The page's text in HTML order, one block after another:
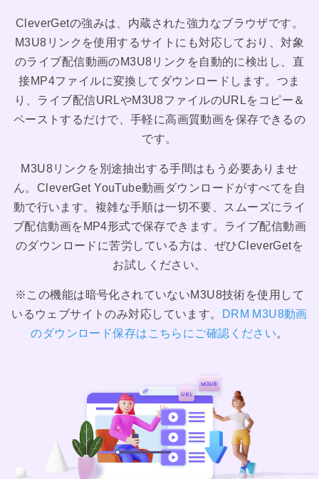
CleverGetの強みは、内蔵された強力なブラウザです。
M3U8リンクを使用するサイトにも対応しており、対象
のライブ配信動画のM3U8リンクを自動的に検出し、直
接MP4ファイルに変換してダウンロードします。つま
り、ライブ配信URLやM3U8ファイルのURLをコピー＆
ペーストするだけで、手軽に高画質動画を保存できるの
です。
M3U8リンクを別途抽出する手間はもう必要ありませ
ん。CleverGet YouTube動画ダウンロードがすべてを自
動で行います。複雑な手順は一切不要、スムーズにライ
ブ配信動画をMP4形式で保存できます。ライブ配信動画
のダウンロードに苦労している方は、ぜひCleverGetを
お試しください。
※この機能は暗号化されていないM3U8技術を使用して
いるウェブサイトのみ対応しています。
DRM M3U8動画
のダウンロード保存はこちらにご確認ください。